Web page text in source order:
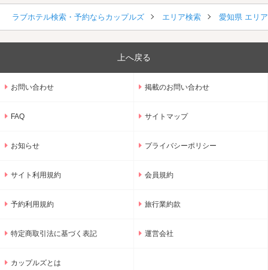
ラブホテル検索・予約ならカップルズ エリア検索 愛知県 エリ
上へ戻る
お問い合わせ 掲載のお問い合わせ
FAQ サイトマップ
お知らせ プライバシーポリシー
サイト利用規約 会員規約
予約利用規約 旅行業約款
特定商取引法に基づく表記 運営会社
カップルズとは